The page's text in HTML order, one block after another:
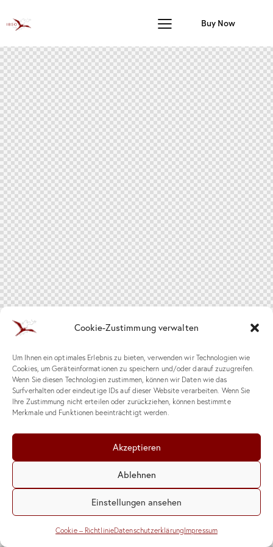
Cookie-Zustimmung verwalten
Um Ihnen ein optimales Erlebnis zu bieten, verwenden wir Technologien wie
Cookies, um Geräteinformationen zu speichern und/oder darauf zuzugreifen.
Wenn Sie diesen Technologien zustimmen, können wir Daten wie das
Surfverhalten oder eindeutige IDs auf dieser Website verarbeiten. Wenn Sie
Ihre Zustimmung nicht erteilen oder zurückziehen, können bestimmte
Merkmale und Funktionen beeinträchtigt werden.
Akzeptieren
Ablehnen
Einstellungen ansehen
Cookie – RichtlinieDatenschutzerklärungImpressum
Buy Now